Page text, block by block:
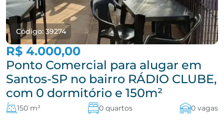
Código: 39274
R$ 4.000,00
Ponto Comercial para alugar em
Santos-SP no bairro RÁDIO CLUBE,
com 0 dormitório e 150m²
150 m² 0 quartos 0 vagas